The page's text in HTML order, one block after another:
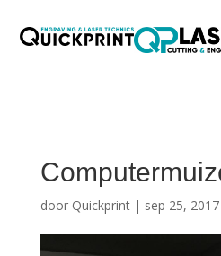
door Quickprint| sep 25, 2017